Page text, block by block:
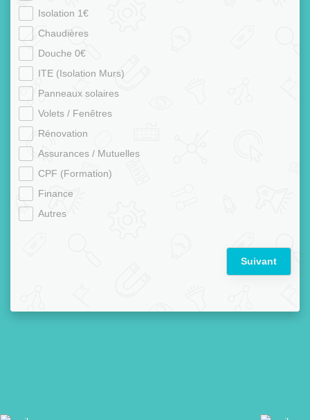
Isolation 1€
Chaudières
Douche 0€
ITE (Isolation Murs)
Panneaux solaires
Volets / Fenêtres
Rénovation
Assurances / Mutuelles
CPF (Formation)
Finance
Autres
Suivant